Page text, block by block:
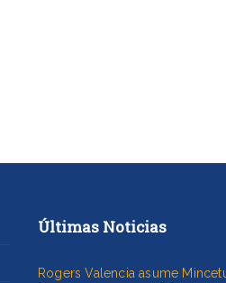
Últimas Noticias
Rogers Valencia asume